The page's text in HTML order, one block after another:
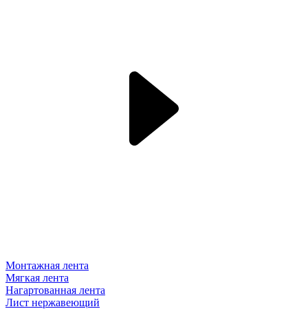
Монтажная лента
Мягкая лента
Нагартованная лента
Лист нержавеющий